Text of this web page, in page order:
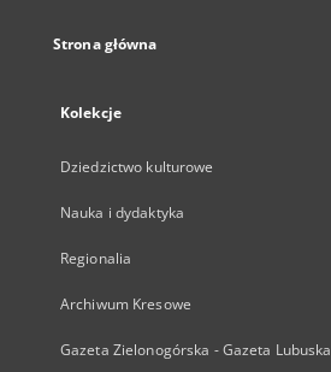
Strona główna
Kolekcje
Dziedzictwo kulturowe
Nauka i dydaktyka
Regionalia
Archiwum Kresowe
Gazeta Zielonogórska - Gazeta Lubuska